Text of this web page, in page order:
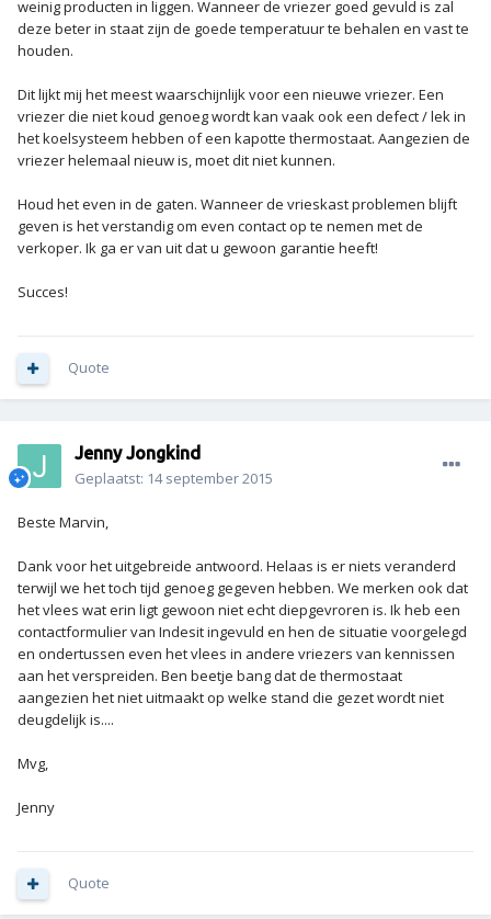
weinig producten in liggen. Wanneer de vriezer goed gevuld is zal
deze beter in staat zijn de goede temperatuur te behalen en vast te
houden.
Dit lijkt mij het meest waarschijnlijk voor een nieuwe vriezer. Een
vriezer die niet koud genoeg wordt kan vaak ook een defect / lek in
het koelsysteem hebben of een kapotte thermostaat. Aangezien de
vriezer helemaal nieuw is, moet dit niet kunnen.
Houd het even in de gaten. Wanneer de vrieskast problemen blijft
geven is het verstandig om even contact op te nemen met de
verkoper. Ik ga er van uit dat u gewoon garantie heeft!
Succes!
Quote
Jenny Jongkind
Geplaatst: 14 september 2015
Beste Marvin,
Dank voor het uitgebreide antwoord. Helaas is er niets veranderd
terwijl we het toch tijd genoeg gegeven hebben. We merken ook dat
het vlees wat erin ligt gewoon niet echt diepgevroren is. Ik heb een
contactformulier van Indesit ingevuld en hen de situatie voorgelegd
en ondertussen even het vlees in andere vriezers van kennissen
aan het verspreiden. Ben beetje bang dat de thermostaat
aangezien het niet uitmaakt op welke stand die gezet wordt niet
deugdelijk is....
Mvg,
Jenny
Quote